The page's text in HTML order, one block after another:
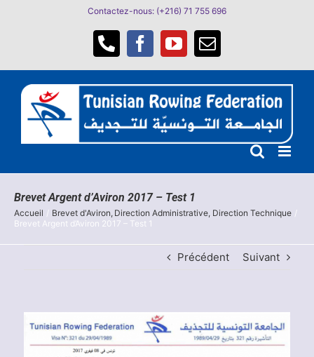
Contactez-nous: (+216) 71 755 696
Téléphone
Facebook
YouTube
Email
Brevet Argent d’Aviron 2017 – Test 1
Accueil Brevet d'Aviron Direction Administrative Direction Technique
Brevet Argent d’Aviron 2017 – Test 1
Précédent Suivant
l'image
agrandie